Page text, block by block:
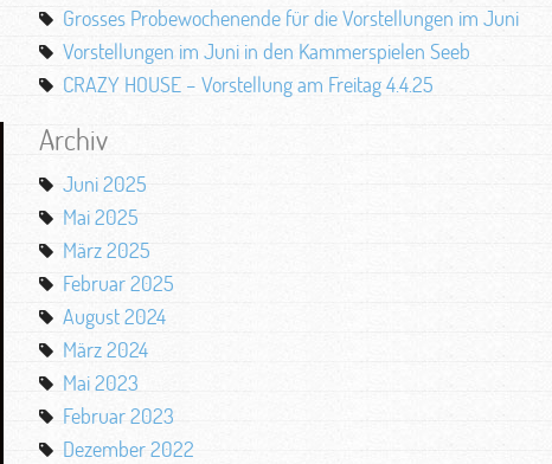
Grosses Probewochenende für die Vorstellungen im Juni
Vorstellungen im Juni in den Kammerspielen Seeb
CRAZY HOUSE – Vorstellung am Freitag 4.4.25
Archiv
Juni 2025
Mai 2025
März 2025
Februar 2025
August 2024
März 2024
Mai 2023
Februar 2023
Dezember 2022